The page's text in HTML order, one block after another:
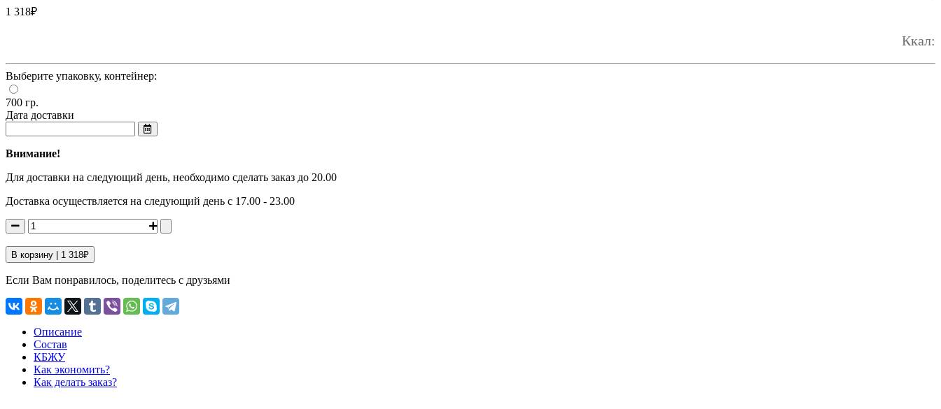
1 318₽
Ккал:
Выберите упаковку, контейнер:
700 гр.
Дата доставки
Внимание!
Для доставки на следующий день, необходимо сделать заказ до 20.00
Доставка осуществляется на следующий день с 17.00 - 23.00
В корзину | 1 318₽
Если Вам понравилось, поделитесь с друзьями
Описание
Состав
КБЖУ
Как экономить?
Как делать заказ?